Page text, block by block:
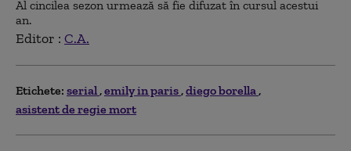
Al cincilea sezon urmează să fie difuzat în cursul acestui
an.
Editor : C.A.
Etichete: serial emily in paris diego borella
asistent de regie mort